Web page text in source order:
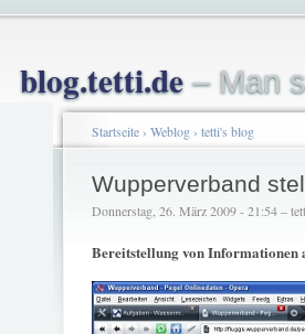
blog.tetti.de– Man
Startseite› Weblog› tetti's blog
Wupperverband
Donnerstag, 26. März 2009 - 21:54 –
Bereitstellung von Informationen